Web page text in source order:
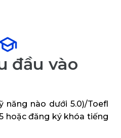
đầu vào
năng nào dưới 5.0)/Toefl
hoặc đăng ký khóa tiếng